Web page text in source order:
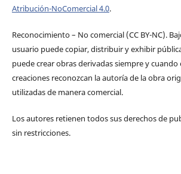
Atribución-NoComercial 4.0.
Reconocimiento – No comercial (CC BY-­NC).
usuario puede copiar, distribuir y exhibir
puede crear obras derivadas siempre y cuando
creaciones reconozcan la autoría de la obra
utilizadas de manera comercial.
Los autores retienen todos sus derechos de
sin restricciones.